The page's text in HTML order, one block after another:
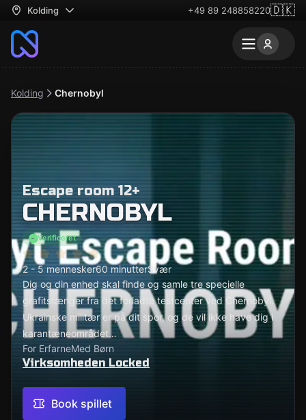
Kolding +49 89 248858220🇩🇰
Kolding Chernobyl
Escape room 12+
CHERNOBYL
Verificeret
2 - 5 mennesker60 minutterSvær
Dig og din enhed skal finde og samle tre specielle
grafitstænger fra det forladte testcenter ved Chernobyl.
Ukrainske militær er på dit spor, og de vil ikke have dig i
karantæneområdet…
For ErfarneMed Børn
Virksomheden Locked
Book spillet